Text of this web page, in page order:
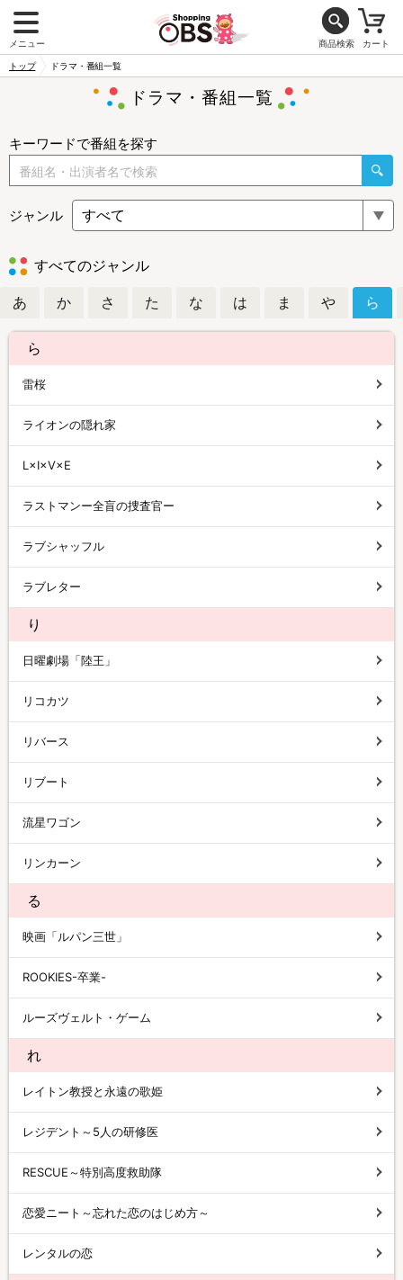
メニュー 商品検索 カート
トップ ドラマ・番組一覧
ドラマ・番組一覧
キーワードで番組を探す
ジャンル
すべてのジャンル
あ か さ た な は ま や ら
ら
雷桜
ライオンの隠れ家
L×I×V×E
ラストマンー全盲の捜査官ー
ラブシャッフル
ラブレター
り
日曜劇場「陸王」
リコカツ
リバース
リブート
流星ワゴン
リンカーン
る
映画「ルパン三世」
ROOKIES-卒業-
ルーズヴェルト・ゲーム
れ
レイトン教授と永遠の歌姫
レジデント～5人の研修医
RESCUE～特別高度救助隊
恋愛ニート～忘れた恋のはじめ方～
レンタルの恋